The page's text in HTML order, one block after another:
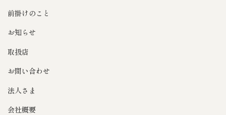
前掛けのこと
お知らせ
取扱店
お問い合わせ
法人さま
会社概要